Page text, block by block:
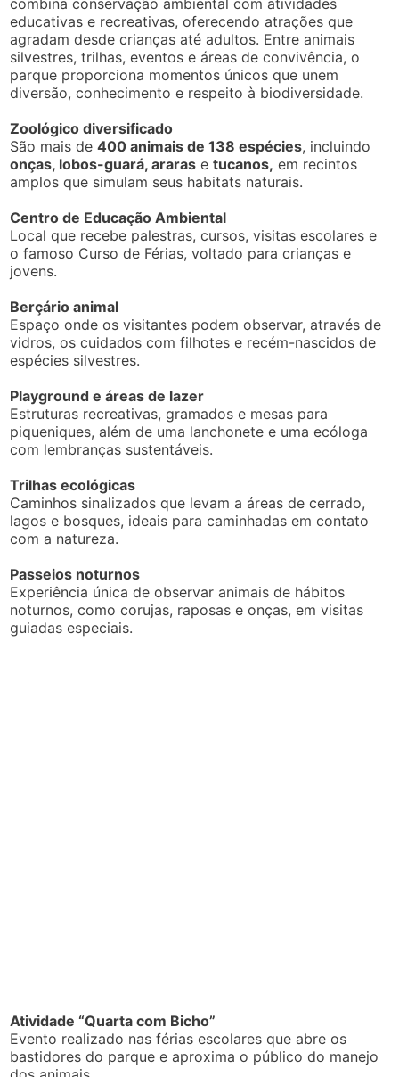
combina conservação ambiental com atividades
educativas e recreativas, oferecendo atrações que
agradam desde crianças até adultos. Entre animais
silvestres, trilhas, eventos e áreas de convivência, o
parque proporciona momentos únicos que unem
diversão, conhecimento e respeito à biodiversidade.
Zoológico diversificado
São mais de400 animais de 138 espécies, incluindo
onças, lobos-guará, araras etucanos, em recintos
amplos que simulam seus habitats naturais.
Centro de Educação Ambiental
Local que recebe palestras, cursos, visitas escolares e
o famoso Curso de Férias, voltado para crianças e
jovens.
Berçário animal
Espaço onde os visitantes podem observar, através de
vidros, os cuidados com filhotes e recém-nascidos de
espécies silvestres.
Playground e áreas de lazer
Estruturas recreativas, gramados e mesas para
piqueniques, além de uma lanchonete e uma ecóloga
com lembranças sustentáveis.
Trilhas ecológicas
Caminhos sinalizados que levam a áreas de cerrado,
lagos e bosques, ideais para caminhadas em contato
com a natureza.
Passeios noturnos
Experiência única de observar animais de hábitos
noturnos, como corujas, raposas e onças, em visitas
guiadas especiais.
Atividade “Quarta com Bicho”
Evento realizado nas férias escolares que abre os
bastidores do parque e aproxima o público do manejo